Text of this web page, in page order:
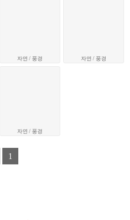
자연 / 풍경
자연 / 풍경
자연 / 풍경
1